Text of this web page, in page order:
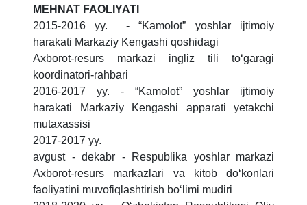
MЕHNAT FAOLIYATI
2015-2016 yy. - “Kamolot” yoshlar ijtimoiy
harakati Markaziy Kengashi qoshidagi
Axborot-resurs markazi ingliz tili to‘garagi
koordinatori-rahbari
2016-2017 yy. - “Kamolot” yoshlar ijtimoiy
harakati Markaziy Kengashi apparati yetakchi
mutaxassisi
2017-2017 yy.
avgust - dekabr - Respublika yoshlar markazi
Axborot-resurs markazlari va kitob do‘konlari
faoliyatini muvofiqlashtirish bo‘limi mudiri